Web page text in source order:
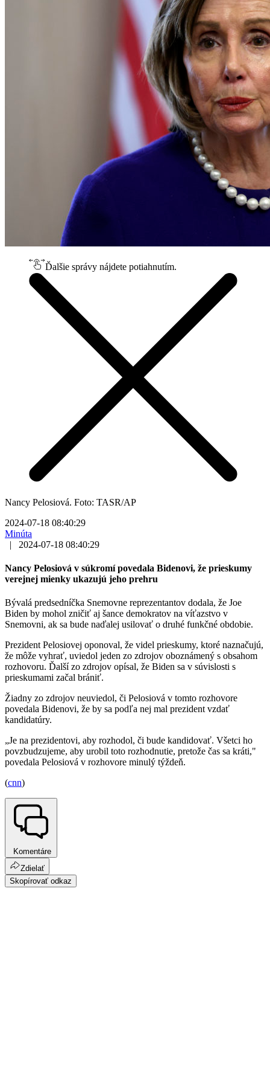
Ďalšie správy nájdete potiahnutím.
Nancy Pelosiová. Foto: TASR/AP
2024-07-18 08:40:29
Minúta
|
2024-07-18 08:40:29
Nancy Pelosiová v súkromí povedala Bidenovi, že prieskumy
verejnej mienky ukazujú jeho prehru
Bývalá predsedníčka Snemovne reprezentantov dodala, že Joe
Biden by mohol zničiť aj šance demokratov na víťazstvo v
Snemovni, ak sa bude naďalej usilovať o druhé funkčné obdobie.
Prezident Pelosiovej oponoval, že videl prieskumy, ktoré naznačujú,
že môže vyhrať, uviedol jeden zo zdrojov oboznámený s obsahom
rozhovoru. Ďalší zo zdrojov opísal, že Biden sa v súvislosti s
prieskumami začal brániť.
Žiadny zo zdrojov neuviedol, či Pelosiová v tomto rozhovore
povedala Bidenovi, že by sa podľa nej mal prezident vzdať
kandidatúry.
„Je na prezidentovi, aby rozhodol, či bude kandidovať. Všetci ho
povzbudzujeme, aby urobil toto rozhodnutie, pretože čas sa kráti,"
povedala Pelosiová v rozhovore minulý týždeň.
(cnn)
Komentáre
Zdielať
Skopírovať odkaz